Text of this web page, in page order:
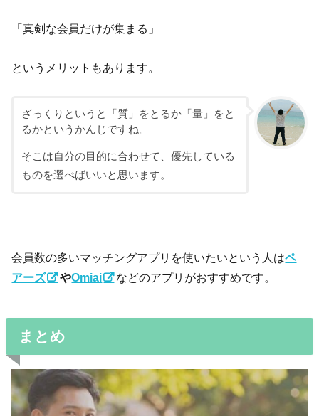
「真剣な会員だけが集まる」
というメリットもあります。
ざっくりというと「質」をとるか「量」をと
るかというかんじですね。
そこは自分の目的に合わせて、優先している
ものを選べばいいと思います。
会員数の多いマッチングアプリを使いたいという人はペ
アーズ
やOmiai などのアプリがおすすめです。
まとめ